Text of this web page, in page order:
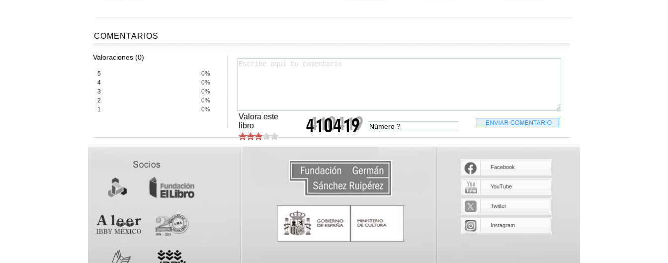
COMENTARIOS
Valoraciones (0)
5
0%
4
0%
3
0%
2
0%
1
0%
Valora este
libro
Facebook
YouTube
Twitter
Instagram